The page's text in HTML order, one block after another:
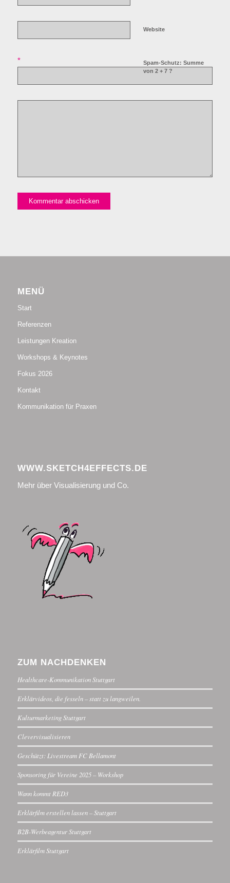
Website
Spam-Schutz: Summe
von 2 + 7 ?
*
MENÜ
Start
Referenzen
Leistungen Kreation
Workshops & Keynotes
Fokus 2026
Kontakt
Kommunikation für Praxen
WWW.SKETCH4EFFECTS.DE
Mehr über Visualisierung und Co.
ZUM NACHDENKEN
Healthcare-Kommunikation Stuttgart
Erklärvideos, die fesseln – statt zu langweilen.
Kulturmarketing Stuttgart
Clevervisualisieren
Geschützt: Livestream FC Bellamont
Sponsoring für Vereine 2025 – Workshop
Wann kommt RED3
Erklärfilm erstellen lassen – Stuttgart
B2B-Werbeagentur Stuttgart
Erklärfilm Stuttgart